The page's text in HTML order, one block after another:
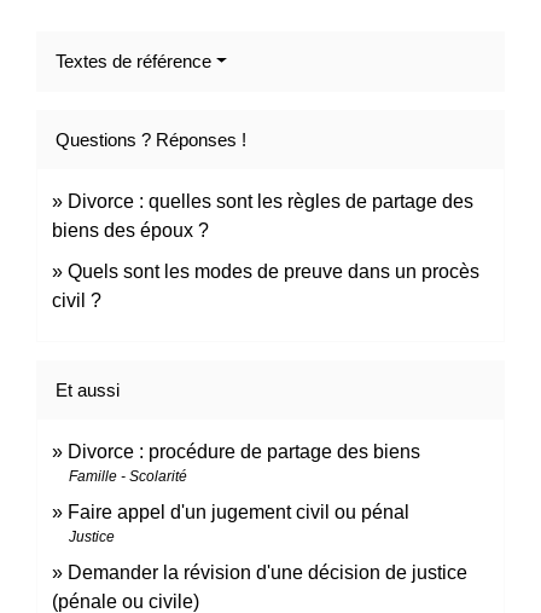
Textes de référence
Questions ? Réponses !
Divorce : quelles sont les règles de partage des
biens des époux ?
Quels sont les modes de preuve dans un procès
civil ?
Et aussi
Divorce : procédure de partage des biens
Famille - Scolarité
Faire appel d'un jugement civil ou pénal
Justice
Demander la révision d'une décision de justice
(pénale ou civile)